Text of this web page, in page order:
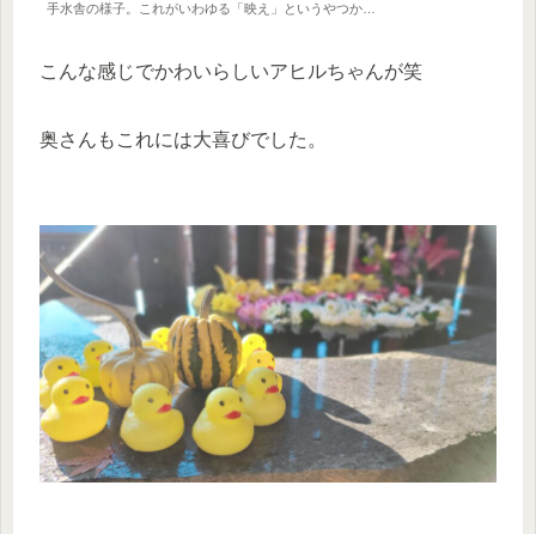
手水舎の様子。これがいわゆる「映え」というやつか…
こんな感じでかわいらしいアヒルちゃんが笑
奥さんもこれには大喜びでした。